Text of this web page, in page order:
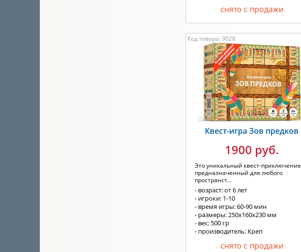
снято с продажи
Код товара: 9028
Квест-игра Зов предков
1900 руб.
Это уникальный квест-приключение
предназначенный для любого
пространст...
- возраст: от 6 лет
- игроки: 1-10
- время игры: 60-90 мин
- размеры: 250х160х230 мм
- вес: 500 гр
- производитель: Креп
снято с продажи